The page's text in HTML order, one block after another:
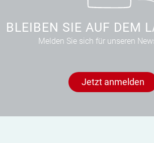
BLEIBEN SIE AUF DEM
Melden Sie sich für unseren
Jetzt anmelden